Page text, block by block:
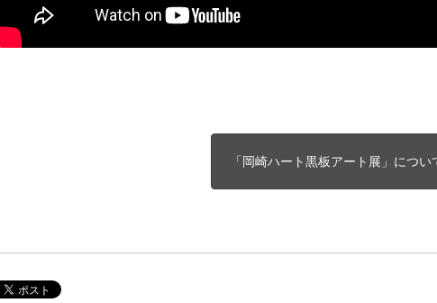
「岡崎ハート黒板アート展」につ